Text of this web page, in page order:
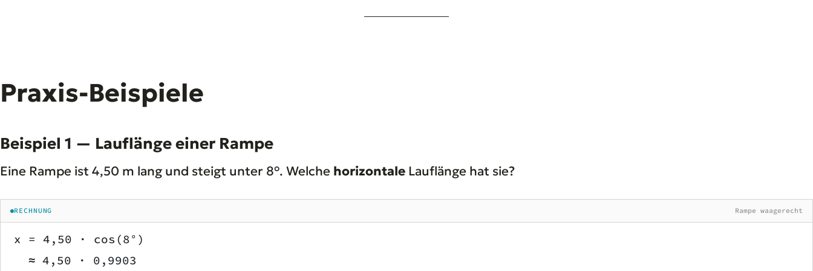
Praxis-Beispiele
Beispiel 1 — Lauflänge einer Rampe
Eine Rampe ist 4,50 m lang und steigt unter 8°. Welche horizontale Lauflänge hat sie?
RECHNUNG Rampe waagerecht
x = 4,50 · cos(8°)
  ≈ 4,50 · 0,9903